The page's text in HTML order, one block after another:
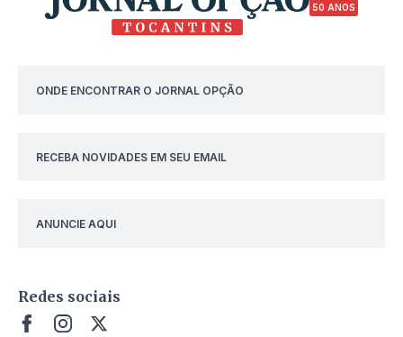
50 ANOS
ONDE ENCONTRAR O JORNAL OPÇÃO
RECEBA NOVIDADES EM SEU EMAIL
ANUNCIE AQUI
Redes sociais